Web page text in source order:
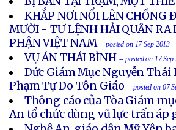
KHẮP NƠI NỔI LÊN CHỐNG
MƯỜI - TƯ LỆNH HẢI QUÂN RA
PHẬN VIỆT NAM-- posted on 17 Sep 2013
VỤ ÁN THÁI BÌNH -- posted on 17 Sep
Ðức Giám Mục Nguyễn Thái
Phạm Tự Do Tôn Giáo -- posted on 07
Thông cáo của Tòa Giám
An tổ chức dùng vũ lực trấn áp